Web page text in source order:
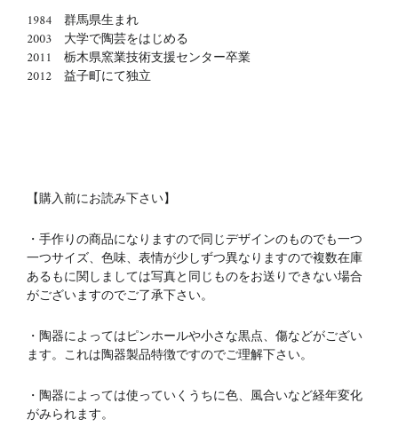
1984 群馬県生まれ
2003 大学で陶芸をはじめる
2011 栃木県窯業技術支援センター卒業
2012 益子町にて独立
【購入前にお読み下さい】
・手作りの商品になりますので同じデザインのものでも一つ
一つサイズ、色味、表情が少しずつ異なりますので複数在庫
あるもに関しましては写真と同じものをお送りできない場合
がございますのでご了承下さい。
・陶器によってはピンホールや小さな黒点、傷などがござい
ます。これは陶器製品特徴ですのでご理解下さい。
・陶器によっては使っていくうちに色、風合いなど経年変化
がみられます。